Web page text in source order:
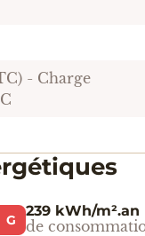
- Charge
G
239 kWh/m².an
de